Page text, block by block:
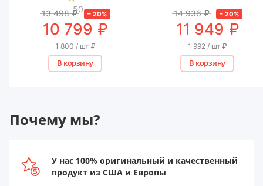
50
13 498 ₽ – 20%
10 799 ₽
1 800 / шт ₽
В корзину
14 936 ₽ – 20%
11 949 ₽
1 992 / шт ₽
В корзину
Почему мы?
У нас 100% оригинальный и качественный
продукт из США и Европы